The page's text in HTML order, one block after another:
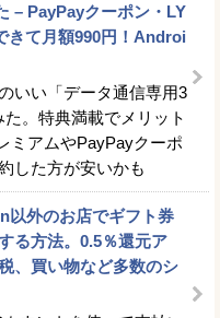
– PayPayクーポン・LY
きて月額990円！Androi
いい「データ通信専用3
。特典満載でメリット
ミアムやPayPayクーポ
した方が安いかも
以外のお店でギフト券
る方法。0.5％還元ア
、買い物など多数のシ